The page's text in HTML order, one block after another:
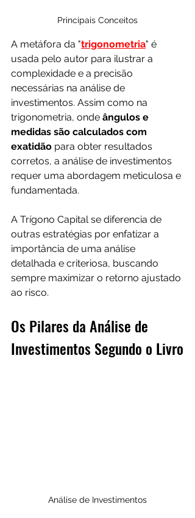
Principais Conceitos
A metáfora da "trigonometria" é
usada pelo autor para ilustrar a
complexidade e a precisão
necessárias na análise de
investimentos. Assim como na
trigonometria, onde ângulos e
medidas são calculados com
exatidão para obter resultados
corretos, a análise de investimentos
requer uma abordagem meticulosa e
fundamentada.
A Trígono Capital se diferencia de
outras estratégias por enfatizar a
importância de uma análise
detalhada e criteriosa, buscando
sempre maximizar o retorno ajustado
ao risco.
Os Pilares da Análise de
Investimentos Segundo o Livro
Análise de Investimentos